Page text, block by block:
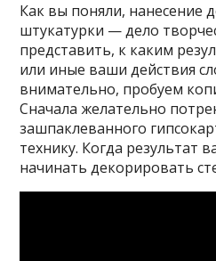
Как вы поняли, нанесение
штукатурки — дело
представить, к каким
или иные ваши действия
внимательно, пробуем
Сначала желательно
зашпаклеванного
технику. Когда результат
начинать декорировать